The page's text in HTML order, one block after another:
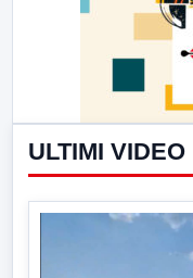
ULTIMI VIDEO